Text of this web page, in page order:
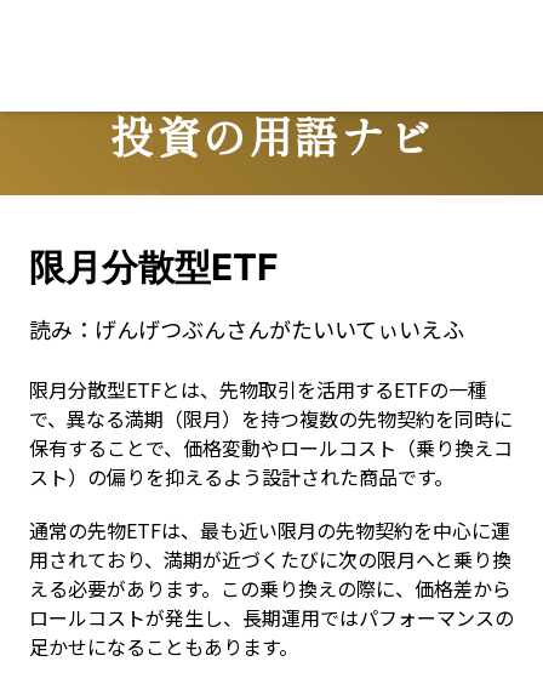
投資の用語ナビ
Terms
限月分散型ETF
読み： げんげつぶんさんがたいいてぃいえふ
限月分散型ETFとは、先物取引を活用するETFの一種
で、異なる満期（限月）を持つ複数の先物契約を同時に
保有することで、価格変動やロールコスト（乗り換えコ
スト）の偏りを抑えるよう設計された商品です。
通常の先物ETFは、最も近い限月の先物契約を中心に運
用されており、満期が近づくたびに次の限月へと乗り換
える必要があります。この乗り換えの際に、価格差から
ロールコストが発生し、長期運用ではパフォーマンスの
足かせになることもあります。